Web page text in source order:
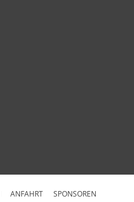
ANFAHRT
SPONSOREN